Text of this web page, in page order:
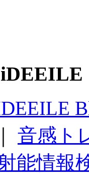
音感ト
能情報